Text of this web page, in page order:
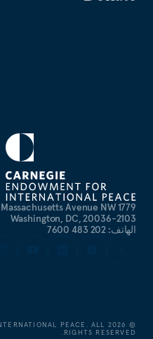
1779 Massachusetts Avenue NW
Washington, DC, 20036-2103
الهاتف: 202 483 7600
©
2026
PEACE. ALL
RIGHTS RESERVED.